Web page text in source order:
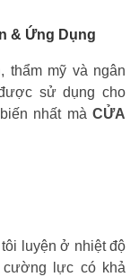
& Ứng Dụng
thẩm mỹ và ngân
sử dụng cho
nhất mà CỬA
luyện ở nhiệt độ
cường lực có khả